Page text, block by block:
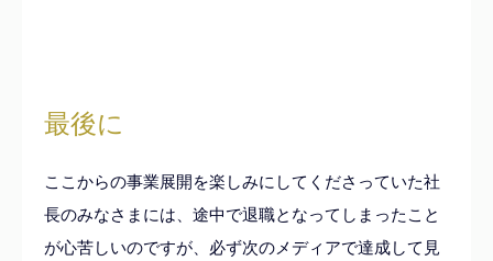
最後に
ここからの事業展開を楽しみにしてくださっていた社
長のみなさまには、途中で退職となってしまったこと
が心苦しいのですが、必ず次のメディアで達成して見